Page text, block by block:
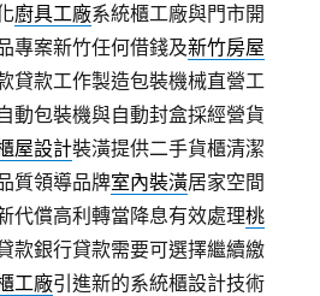
廚具工廠系統櫃工廠與門市開
專案新竹任何借錢及新竹房屋
貸款工作製造包裝機械直營工
動包裝機與自動封盒採經營貨
屋設計裝潢提供二手貨櫃清潔
質領導品牌室內裝潢居家空間
代償高利轉當降息有效處理桃
款銀行貸款需要可選擇繼續繳
工廠引進新的系統櫃設計技術